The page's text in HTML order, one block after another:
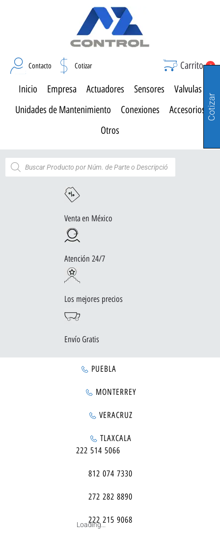
Contacto Cotizar Carrito 0
Inicio Empresa Actuadores Sensores
Valvulas
Unidades de Mantenimiento
Conexiones
Accesorios
Otros
Venta en México
Atención 24/7
Los mejores precios
Envío Gratis
PUEBLA
MONTERREY
VERACRUZ
TLAXCALA
222 514 5066
812 074 7330
272 282 8890
222 215 9068
Loading...
Cotizar